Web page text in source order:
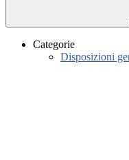
Categorie
Disposizioni